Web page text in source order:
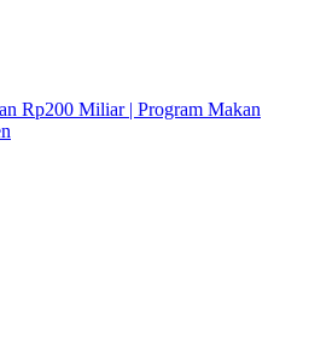
Rp200 Miliar | Program Makan